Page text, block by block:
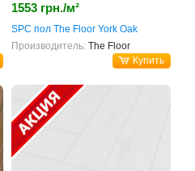
1553 грн./м²
SPC пол The Floor York Oak
Производитель: The Floor
Купить